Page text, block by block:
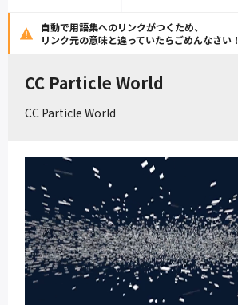
自動で用語集へのリンクがつくため、
リンク元の意味と違っていたらごめんなさい！
CC Particle World
CC Particle World